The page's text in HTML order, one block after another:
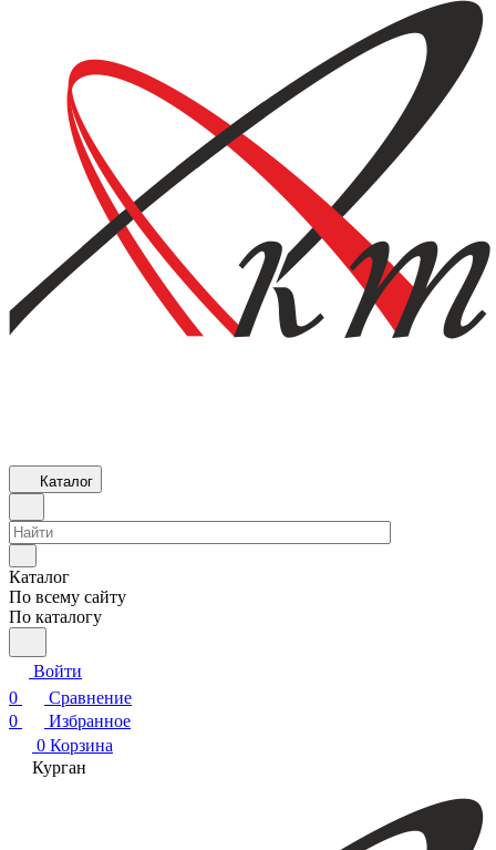
Каталог
Каталог
По всему сайту
По каталогу
Войти
0
Сравнение
0
Избранное
0 Корзина
Курган